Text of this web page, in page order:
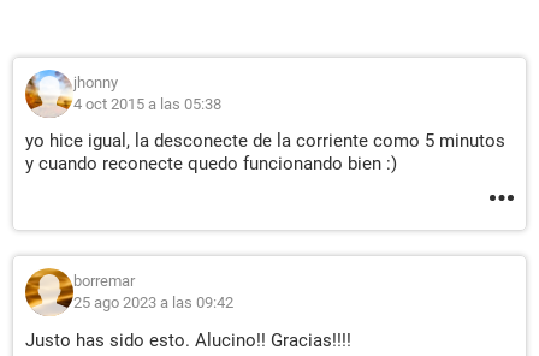
jhonny
4 oct 2015 a las 05:38
yo hice igual, la desconecte de la corriente como 5 minutos
y cuando reconecte quedo funcionando bien :)
borremar
25 ago 2023 a las 09:42
Justo has sido esto. Alucino!! Gracias!!!!